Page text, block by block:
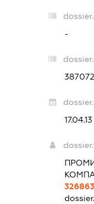
-
17.04.13